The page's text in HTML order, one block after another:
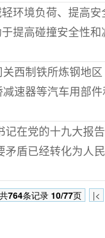
提高碰撞安全性
速器等汽车用部
矛盾已经转化为人
|<
共764条记录 10/77页